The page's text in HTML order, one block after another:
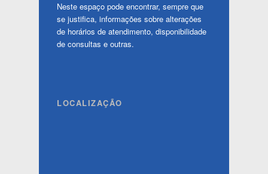
Neste espaço pode encontrar, sempre que
se justifica, informações sobre alterações
de horários de atendimento, disponibilidade
de consultas e outras.
LOCALIZAÇÃO